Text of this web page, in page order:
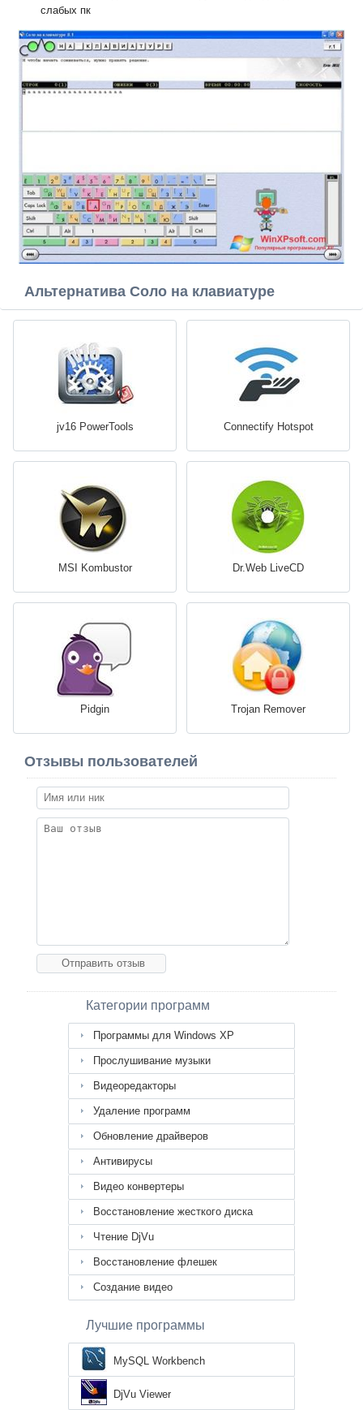
слабых пк
Альтернатива Соло на клавиатуре
jv16 PowerTools Connectify Hotspot
MSI Kombustor Dr.Web LiveCD
Pidgin Trojan Remover
Отзывы пользователей
Категории программ
Программы для Windows XP
Прослушивание музыки
Видеоредакторы
Удаление программ
Обновление драйверов
Антивирусы
Видео конвертеры
Восстановление жесткого диска
Чтение DjVu
Восстановление флешек
Создание видео
Лучшие программы
MySQL Workbench
DjVu Viewer